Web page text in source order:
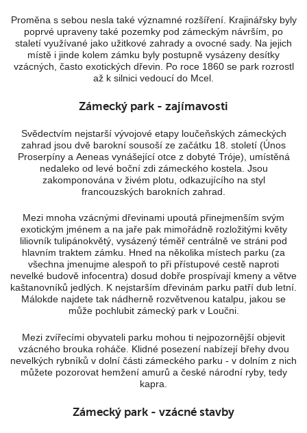
Proměna s sebou nesla také významné rozšíření. Krajinářsky byly
poprvé upraveny také pozemky pod zámeckým návrším, po
staletí využívané jako užitkové zahrady a ovocné sady. Na jejich
místě i jinde kolem zámku byly postupně vysázeny desítky
vzácných, často exotických dřevin. Po roce 1860 se park rozrostl
až k silnici vedoucí do Mcel.
Zámecký park - zajímavosti
Svědectvím nejstarší vývojové etapy loučeňských zámeckých
zahrad jsou dvě barokní sousoší ze začátku 18. století (Únos
Proserpíny a Aeneas vynášející otce z dobyté Tróje), umístěná
nedaleko od levé boční zdi zámeckého kostela. Jsou
zakomponována v živém plotu, odkazujícího na styl
francouzských barokních zahrad.
Mezi mnoha vzácnými dřevinami upoutá přinejmenším svým
exotickým jménem a na jaře pak mimořádně rozložitými květy
liliovník tulipánokvětý, vysázený téměř centrálně ve stráni pod
hlavním traktem zámku. Hned na několika místech parku (za
všechna jmenujme alespoň to při přístupové cestě naproti
nevelké budově infocentra) dosud dobře prospívají kmeny a větve
kaštanovníků jedlých. K nejstarším dřevinám parku patří dub letní.
Málokde najdete tak nádherně rozvětvenou katalpu, jakou se
může pochlubit zámecký park v Loučni.
Mezi zvířecími obyvateli parku mohou ti nejpozornější objevit
vzácného brouka roháče. Klidné posezení nabízejí břehy dvou
nevelkých rybníků v dolní části zámeckého parku - v dolním z nich
můžete pozorovat hemžení amurů a české národní ryby, tedy
kapra.
Zámecký park - vzácné stavby